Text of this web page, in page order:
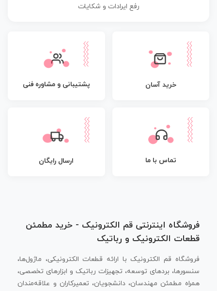
رفع ایرادات و شکایات
خرید آسان پشتیبانی و مشاوره فنی
تماس با ما ارسال رایگان
فروشگاه اینترنتی قم الکترونیک - خرید مطمئن
قطعات الکترونیک و رباتیک
فروشگاه قم الکترونیک با ارائه قطعات الکترونیکی، ماژول‌ها،
سنسورها، بردهای توسعه، تجهیزات رباتیک و ابزارهای تخصصی،
همراه مطمئن مهندسان، دانشجویان، تعمیرکاران و علاقه‌مندان